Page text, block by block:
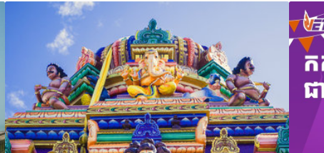
d'un siècle après, cette imposante cité se dresse
comme un gardien, prête à vous dévoiler les secrets
et récits captivants de son passé. Cet article vous
invite à découvrir les aspects méconnus de cet
héritage du patrimoine mondial de l'UNESCO, ainsi
que des informations pratiques pour réussir
pleinement votre visite.
le